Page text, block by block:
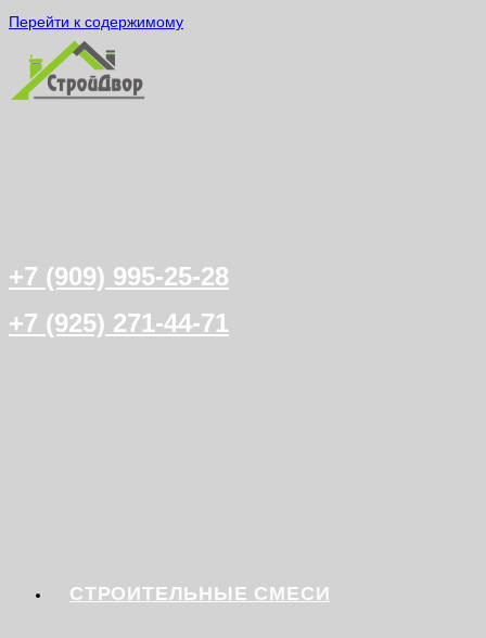
Перейти к содержимому
+7 (909) 995-25-28
+7 (925) 271-44-71
СТРОИТЕЛЬНЫЕ СМЕСИ